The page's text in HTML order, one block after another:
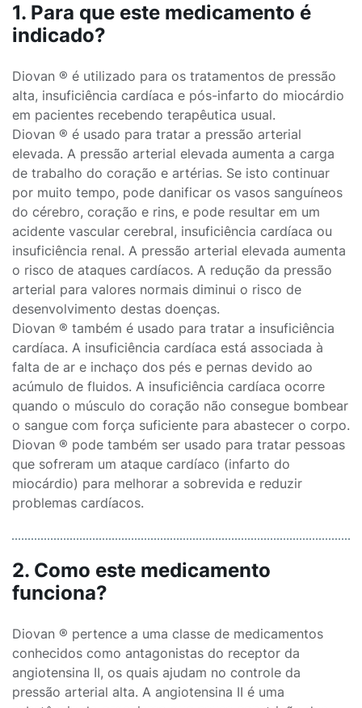
1. Para que este medicamento é
indicado?
Diovan ® é utilizado para os tratamentos de pressão
alta, insuficiência cardíaca e pós-infarto do miocárdio
em pacientes recebendo terapêutica usual.
Diovan ® é usado para tratar a pressão arterial
elevada. A pressão arterial elevada aumenta a carga
de trabalho do coração e artérias. Se isto continuar
por muito tempo, pode danificar os vasos sanguíneos
do cérebro, coração e rins, e pode resultar em um
acidente vascular cerebral, insuficiência cardíaca ou
insuficiência renal. A pressão arterial elevada aumenta
o risco de ataques cardíacos. A redução da pressão
arterial para valores normais diminui o risco de
desenvolvimento destas doenças.
Diovan ® também é usado para tratar a insuficiência
cardíaca. A insuficiência cardíaca está associada à
falta de ar e inchaço dos pés e pernas devido ao
acúmulo de fluidos. A insuficiência cardíaca ocorre
quando o músculo do coração não consegue bombear
o sangue com força suficiente para abastecer o corpo.
Diovan ® pode também ser usado para tratar pessoas
que sofreram um ataque cardíaco (infarto do
miocárdio) para melhorar a sobrevida e reduzir
problemas cardíacos.
2. Como este medicamento
funciona?
Diovan ® pertence a uma classe de medicamentos
conhecidos como antagonistas do receptor da
angiotensina II, os quais ajudam no controle da
pressão arterial alta. A angiotensina II é uma